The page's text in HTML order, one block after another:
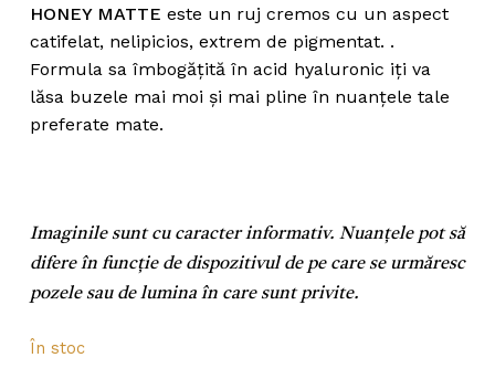
a
fost:
56 lei.
este:
43 lei.
HONEY MATTE este un ruj cremos cu un aspect
catifelat, nelipicios, extrem de pigmentat. .
Formula sa îmbogățită în acid hyaluronic iți va
lăsa buzele mai moi și mai pline în nuanțele tale
preferate mate.
Imaginile sunt cu caracter informativ. Nuanțele pot să
difere în funcție de dispozitivul de pe care se urmăresc
pozele sau de lumina în care sunt privite.
În stoc